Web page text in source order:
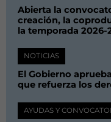
Abierta la
creación, la
la temporada 2026-
NOTICIAS
El Gobierno
que refuerza los
AYUDAS Y